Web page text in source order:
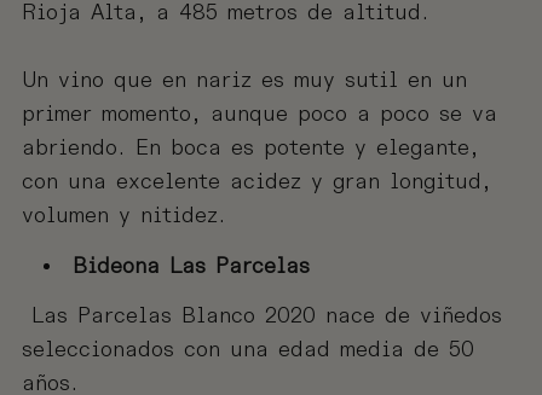
Rioja Alta, a 485 metros de altitud.
Un vino que en nariz es muy sutil en un
primer momento, aunque poco a poco se va
abriendo. En boca es potente y elegante,
con una excelente acidez y gran longitud,
volumen y nitidez.
Bideona Las Parcelas
Las Parcelas Blanco 2020 nace de viñedos
seleccionados con una edad media de 50
años.